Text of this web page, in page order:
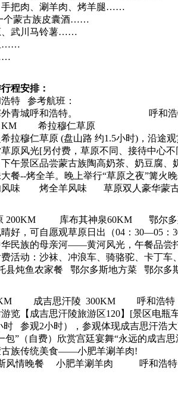
把肉、涮羊肉、烤羊腿……
个蒙古族皮囊酒……
武川马铃薯……
……
程安排：
和浩特 参考航班：
往塞外青城呼和浩特。 呼和
KM 希拉穆仁草原
穆仁草原 (盘山路 约1.5小时)，沿途
原风光[另付费，草原不同、接待中心
午景区品尝蒙古族陶高奶茶、奶豆腐
餐--烤全羊。晚上举行“草原之夜”篝
风味 烤全羊风味 草原双人豪华蒙
200KM 库布其神泉60KM 鄂尔多
好，可自愿观草原日出（04：30—05：
民族的母亲河——黄河风光，午餐品尝
活动：沙袜、冲浪车、骑骆驼、卡丁车
县炖鱼农家餐 鄂尔多斯地方菜 鄂尔多
成吉思汗陵 300KM 呼和浩特
览【成吉思汗陵旅游区120】[景区电瓶
参观2小时），参观体现成吉思汗浩
包”（自费）欣赏宫廷宴舞“永远的成吉
古族传统美食——小肥羊涮羊肉!
风情晚餐 小肥羊涮羊肉 呼和浩特